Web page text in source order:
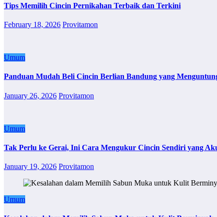
Tips Memilih Cincin Pernikahan Terbaik dan Terkini
February 18, 2026 Provitamon
Umum
Panduan Mudah Beli Cincin Berlian Bandung yang
January 26, 2026 Provitamon
Umum
Tak Perlu ke Gerai, Ini Cara Mengukur Cincin Sendiri yang
January 19, 2026 Provitamon
Umum